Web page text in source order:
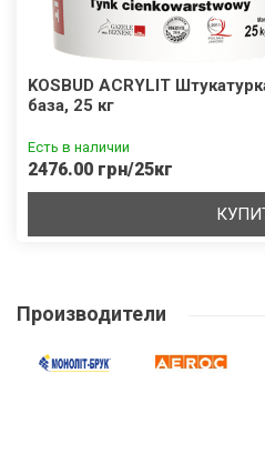
KOSBUD ACRYLIT
база, 25 кг
Есть в наличии
2476.00 грн/25кг
Производители